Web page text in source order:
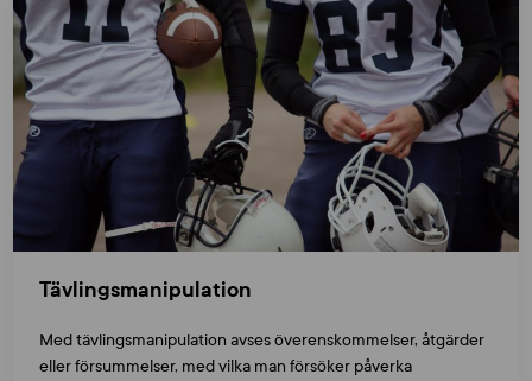
Tävlingsmanipulation
Med tävlingsmanipulation avses överenskommelser, åtgärder
eller försummelser, med vilka man försöker påverka